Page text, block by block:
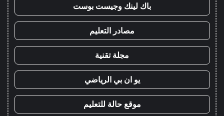
باك لينك وجيست بوست
مصادر التعليم
مجلة تقنية
يو ان بي الرياضي
موقع حالة للتعليم